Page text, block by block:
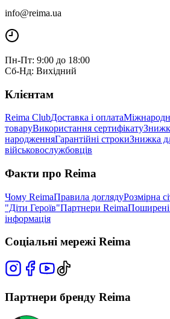
info@reima.ua
Пн-Пт: 9:00 до 18:00
Сб-Нд: Вихідний
Клієнтам
Reima ClubДоставка і оплата
товаруВикористання сертифікату
народженняГарантійні строкиЗнижка
військовослужбовців
Факти про Reima
Чому ReimaПравила доглядуРозмірна
"Діти Героїв"Партнери Reima
інформація
Соціальні мережі Reima
Партнери бренду Reima